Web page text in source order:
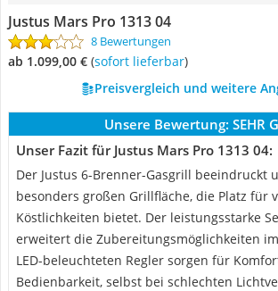
Justus Mars Pro 1313 04
8 Bewertungen
ab 1.099,00 € ( Sofort lieferbar)
Preisvergleich und weitere
Unsere Bewertung: SEHR
Unser Fazit für Justus Mars Pro 1313 04:
Der Justus 6-Brenner-Gasgrill beeindruckt
besonders großen Grillfläche, die Platz für
Köstlichkeiten bietet. Der leistungsstarke
erweitert die Zubereitungsmöglichkeiten
LED-beleuchteten Regler sorgen für
Bedienbarkeit, selbst bei schlechten